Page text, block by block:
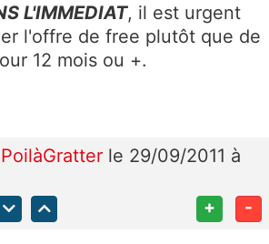
L'IMMEDIAT, il est urgent
l'offre de free plutôt que de
12 mois ou +.
PoilàGratter le 29/09/2011 à
+ -